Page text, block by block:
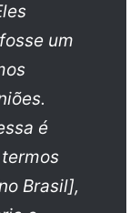
um
é
Brasil],